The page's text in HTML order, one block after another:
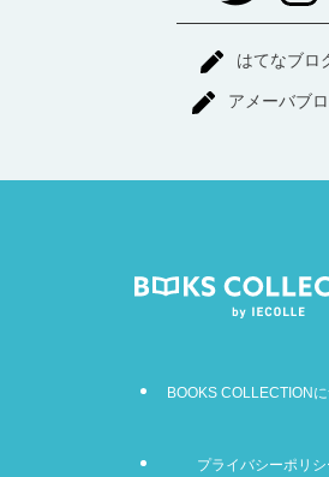
はてなブロ
アメーバブ
BOOKS COLLECTION
プライバシーポリシ